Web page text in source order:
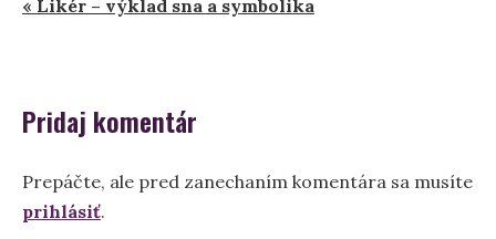
v
« Likér – výklad sna a symbolika
Pridaj komentár
Prepáčte, ale pred zanechaním komentára sa musíte
prihlásiť.